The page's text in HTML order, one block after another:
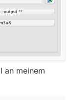
an meinem